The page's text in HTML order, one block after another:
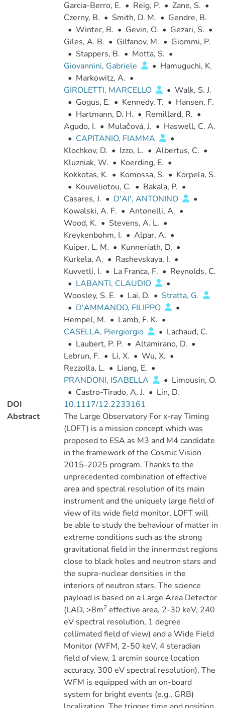
Garcia-Berro, E. • Reig, P. • Zane, S. •
Czerny, B. • Smith, D. M. • Gendre, B.
• Winter, B. • Gevin, O. • Gezari, S. •
Giles, A. B. • Gilfanov, M. • Giommi, P.
• Stappers, B. • Motta, S. •
Giovannini, Gabriele
• Hamuguchi, K.
• Markowitz, A. •
GIROLETTI, MARCELLO
• Walk, S. J.
• Gogus, E. • Kennedy, T. • Hansen, F.
• Hartmann, D. H. • Remillard, R. •
Agudo, I. • Mulačová, J. • Haswell, C. A.
• CAPITANIO, FIAMMA
•
Klochkov, D. • Izzo, L. • Albertus, C. •
Kluzniak, W. • Koerding, E. •
Kokkotas, K. • Komossa, S. • Korpela, S.
• Kouveliotou, C. • Bakala, P. •
Casares, J. • D'AI', ANTONINO
•
Kowalski, A. F. • Antonelli, A. •
Wood, K. • Stevens, A. L. •
Kreykenbohm, I. • Alpar, A. •
Kuiper, L. M. • Kunneriath, D. •
Kurkela, A. • Rashevskaya, I. •
Kuvvetli, I. • La Franca, F. • Reynolds, C.
• LABANTI, CLAUDIO
•
Woosley, S. E. • Lai, D. • Stratta, G.
• D'AMMANDO, FILIPPO
•
Hempel, M. • Lamb, F. K. •
CASELLA, Piergiorgio
• Lachaud, C.
• Laubert, P. P. • Altamirano, D. •
Lebrun, F. • Li, X. • Wu, X. •
Rezzolla, L. • Liang, E. •
PRANDONI, ISABELLA
• Limousin, O.
• Castro-Tirado, A. J. • Lin, D.
DOI
10.1117/12.2233161
Abstract
The Large Observatory For x-ray Timing
(LOFT) is a mission concept which was
proposed to ESA as M3 and M4 candidate
in the framework of the Cosmic Vision
2015-2025 program. Thanks to the
unprecedented combination of effective
area and spectral resolution of its main
instrument and the uniquely large field of
view of its wide field monitor, LOFT will
be able to study the behaviour of matter in
extreme conditions such as the strong
gravitational field in the innermost regions
close to black holes and neutron stars and
the supra-nuclear densities in the
interiors of neutron stars. The science
payload is based on a Large Area Detector
(LAD, >8m2effective area, 2-30 keV, 240
eV spectral resolution, 1 degree
collimated field of view) and a Wide Field
Monitor (WFM, 2-50 keV, 4 steradian
field of view, 1 arcmin source location
accuracy, 300 eV spectral resolution). The
WFM is equipped with an on-board
system for bright events (e.g., GRB)